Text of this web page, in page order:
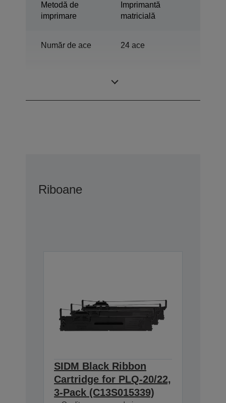
Metodă de
imprimare
Imprimantă
matricială
Număr de ace 24 ace
Riboane
SIDM Black Ribbon
Cartridge for PLQ-20/22,
3-Pack (C13S015339)